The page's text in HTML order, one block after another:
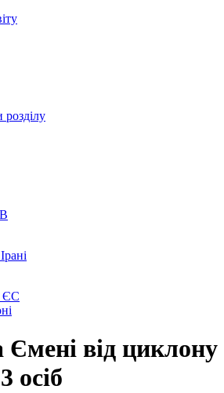
ЄС
від циклону
осіб